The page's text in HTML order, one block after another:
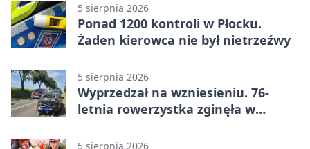
5 sierpnia 2026
Ponad 1200 kontroli w Płocku.
Żaden kierowca nie był nietrzeźwy
5 sierpnia 2026
Wyprzedzał na wzniesieniu. 76-
letnia rowerzystka zginęła w
5 sierpnia 2026